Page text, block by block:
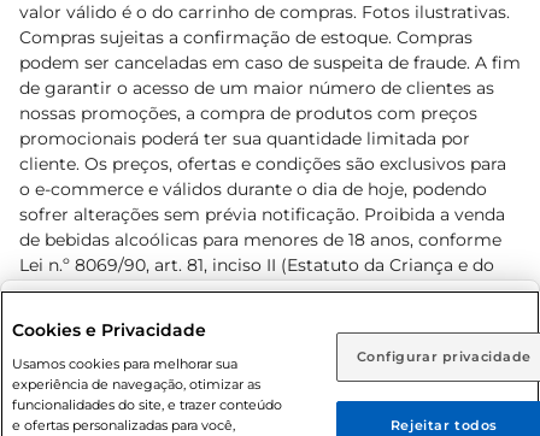
Rio de Janeiro (RJ) Goiás (GO)
Ou
valor válido é o do carrinho de compras. Fotos ilustrativas.
Compras sujeitas a confirmação de estoque. Compras
podem ser canceladas em caso de suspeita de fraude. A fim
de garantir o acesso de um maior número de clientes as
nossas promoções, a compra de produtos com preços
promocionais poderá ter sua quantidade limitada por
cliente. Os preços, ofertas e condições são exclusivos para
o e-commerce e válidos durante o dia de hoje, podendo
sofrer alterações sem prévia notificação. Proibida a venda
de bebidas alcoólicas para menores de 18 anos, conforme
Lei n.º 8069/90, art. 81, inciso II (Estatuto da Criança e do
Adolescente). Preços e condições exclusivos para o
prévio. O valor mínimo para as compras on-line é de R$
80,00.
Cookies e Privacidade
Usamos cookies para melhorar sua
experiência de navegação, otimizar as
funcionalidades do site, e trazer conteúdo
e ofertas personalizadas para você,
Configurar privacidade
Rejeitar todos